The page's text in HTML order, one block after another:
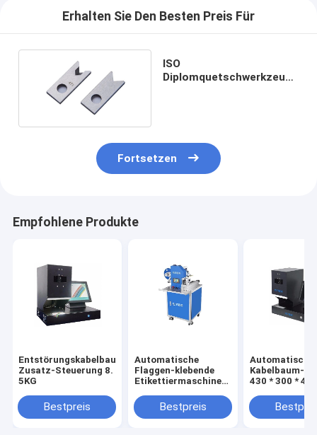
Erhalten Sie Den Besten Preis Für
ISO
Diplomquetschwerkzeug
Fortsetzen
Empfohlene Produkte
Entstörungskabelbaum-
Zusatz-Steuerung 8.
5KG
Bestpreis
Automatische
Flaggen-klebende
Etikettiermaschine
5KG
Bestpreis
Automatische
Kabelbaum-
430 * 300 *